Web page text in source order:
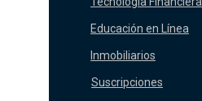
Inmobiliarios
Educación en Línea
Suscripciones